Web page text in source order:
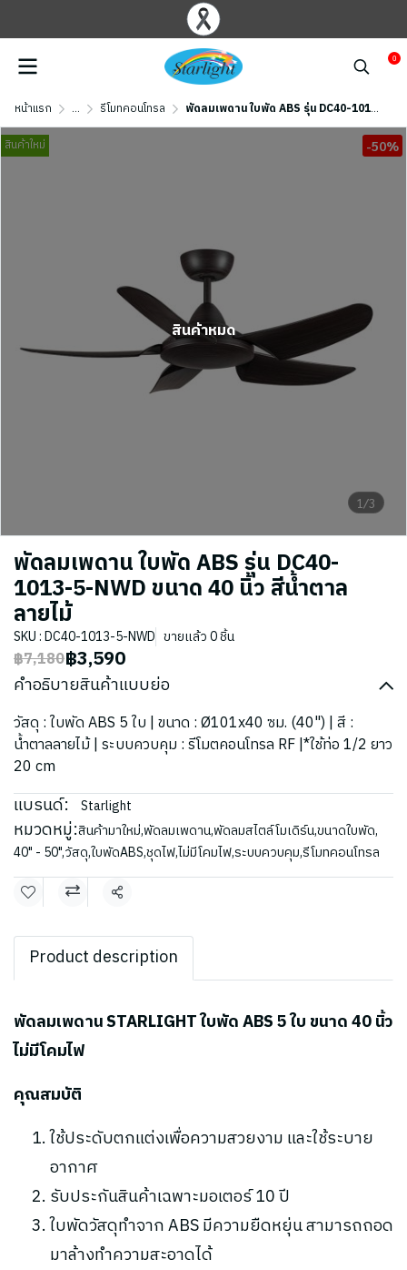
0
หน้าแรก ... รีโมทคอนโทรล พัดลมเพดาน ใบพัด ABS รุ่น DC40-1013-5-NWD ขนาด 40 นิ้ว สีน้ำตาลลายไม้
1/3
สินค้าใหม่ -50%
สินค้าหมด
พัดลมเพดาน ใบพัด ABS รุ่น DC40-
1013-5-NWD ขนาด 40 นิ้ว สีน้ำตาล
ลายไม้
SKU : DC40-1013-5-NWD ขายแล้ว 0 ชิ้น
฿7,180฿3,590
คำอธิบายสินค้าแบบย่อ
วัสดุ : ใบพัด ABS 5 ใบ | ขนาด : Ø101x40 ซม. (40") | สี :
น้ำตาลลายไม้ | ระบบควบคุม : รีโมตคอนโทรล RF |*ใช้ท่อ 1/2 ยาว
20 cm
แบรนด์: Starlight
หมวดหมู่:สินค้ามาใหม่,พัดลมเพดาน,พัดลมสไตล์โมเดิร์น,ขนาดใบพัด,
40" - 50",วัสดุ,ใบพัดABS,ชุดไฟ,ไม่มีโคมไฟ,ระบบควบคุม,รีโมทคอนโทรล
แชร์
Product description
พัดลมเพดาน STARLIGHT ใบพัด ABS 5 ใบ ขนาด 40 นิ้ว
ไม่มีโคมไฟ
คุณสมบัติ
ใช้ประดับตกแต่งเพื่อความสวยงาม และใช้ระบาย
อากาศ
รับประกันสินค้าเฉพาะมอเตอร์ 10 ปี
ใบพัดวัสดุทำจาก ABS มีความยืดหยุ่น สามารถถอด
มาล้างทำความสะอาดได้